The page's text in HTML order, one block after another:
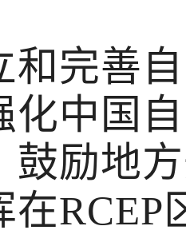
完善自
化中国
鼓励地
在